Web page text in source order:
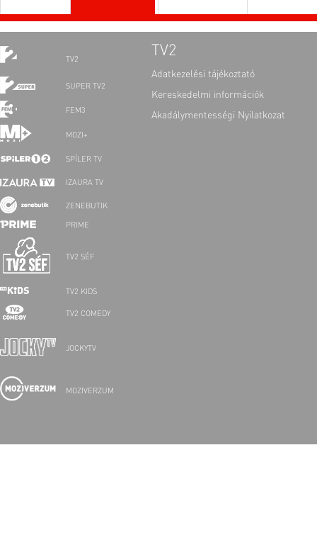
TV2
SUPER TV2
FEM3
MOZI+
SPÍLER TV
IZAURA TV
ZENEBUTIK
PRIME
TV2 SÉF
TV2 KIDS
TV2 COMEDY
JOCKYTV
MOZIVERZUM
TV2
Adatkezelési tájékoztató
Kereskedelmi információk
Akadálymentességi Nyilatkozat